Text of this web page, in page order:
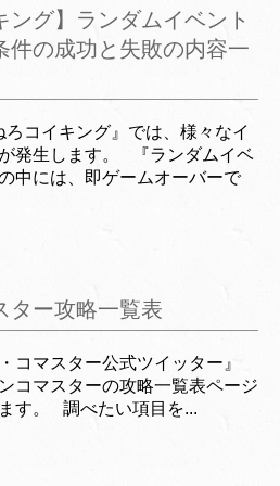
ング】ランダムイベント
件の成功と失敗の内容一
ろコイキング』では、様々なイ
発生します。 『ランダムイベ
中には、即ゲームオーバーで
ター攻略一覧表
・コマスター公式ツイッター』
コマスターの攻略一覧表ページ
す。 調べたい項目を...